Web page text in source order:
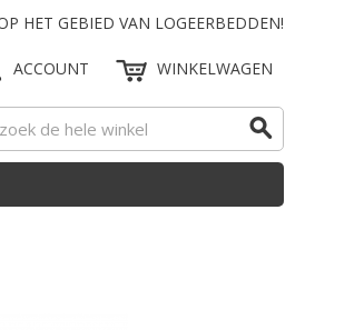
HET GEBIED VAN LOGEERBEDDEN!
ACCOUNT WINKELWAGEN